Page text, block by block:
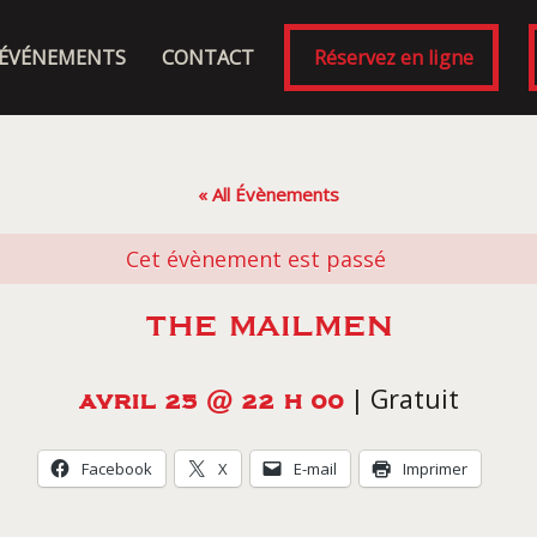
ÉVÉNEMENTS CONTACT Réservez en ligne
« All Évènements
Cet évènement est passé
THE MAILMEN
AVRIL 25 @ 22 H 00 | Gratuit
Facebook X E-mail Imprimer